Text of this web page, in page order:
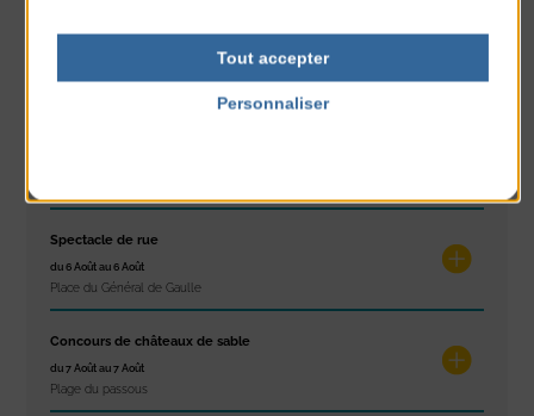
Les ateliers d’Isa
Tennis Club Coutainville
Spectacle de rue
du 6 Août au 6 Août
Place du Général de Gaulle
Concours de châteaux de sable
du 7 Août au 7 Août
Plage du passous
Tout accepter
Personnaliser